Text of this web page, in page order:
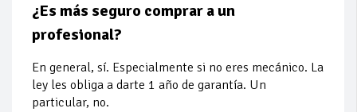
¿Es más seguro comprar a un
profesional?
En general, sí. Especialmente si no eres mecánico. La
ley les obliga a darte 1 año de garantía. Un
particular, no.